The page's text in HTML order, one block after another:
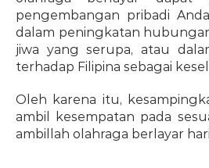
pengembangan pribadi
dalam peningkatan
jiwa yang serupa, atau
terhadap Filipina sebagai
Oleh karena itu,
ambil kesempatan pada
ambillah olahraga berlayar